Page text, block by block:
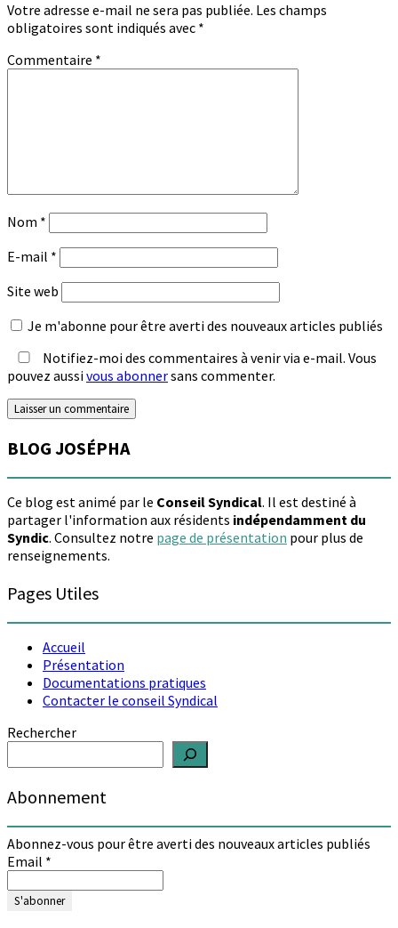
Votre adresse e-mail ne sera pas publiée. Les champs
obligatoires sont indiqués avec *
Commentaire *
Nom *
E-mail *
Site web
Je m'abonne pour être averti des nouveaux articles publiés
Notifiez-moi des commentaires à venir via e-mail. Vous
pouvez aussivous abonnersans commenter.
BLOG JOSÉPHA
Ce blog est animé par le Conseil Syndical. Il est destiné à
partager l'information aux résidents indépendamment du
Syndic. Consultez notre page de présentation pour plus de
renseignements.
Pages Utiles
Accueil
Présentation
Documentations pratiques
Contacter le conseil Syndical
Rechercher
Abonnement
Abonnez-vous pour être averti des nouveaux articles publiés
Email *